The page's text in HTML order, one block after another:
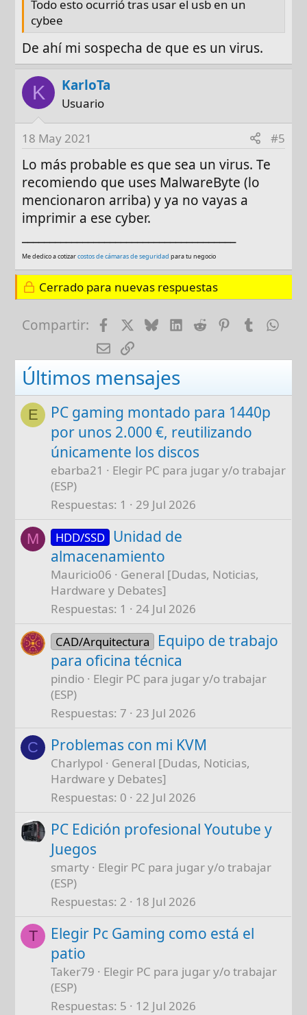
Todo esto ocurrió tras usar el usb en un
cybee
De ahí mi sospecha de que es un virus.
K KarloTa
Usuario
18 May 2021 #5
Lo más probable es que sea un virus. Te
recomiendo que uses MalwareByte (lo
mencionaron arriba) y ya no vayas a
imprimir a ese cyber.
Me dedico a cotizarcostos de cámaras de seguridad para tu negocio
Cerrado para nuevas respuestas
Compartir: FacebookBlueskyLinkedIn
RedditPinterest
Tumblr
E-mailEnlace
Últimos mensajes
E
PC gaming montado para 1440p
por unos 2.000 €, reutilizando
únicamente los discos
ebarba21
Elegir PC para jugar y/o trabajar
(ESP)
Respuestas 1 29 Jul 2026
M HDD/SSD Unidad de
almacenamiento
Mauricio06
General [Dudas, Noticias,
Hardware y Debates]
Respuestas 1 24 Jul 2026
CAD/Arquitectura
Equipo de trabajo
para oficina técnica
pindio
Elegir PC para jugar y/o trabajar
(ESP)
Respuestas 7 23 Jul 2026
C Problemas con mi KVM
Charlypol
General [Dudas, Noticias,
Hardware y Debates]
Respuestas 0 22 Jul 2026
PC Edición profesional Youtube y
Juegos
smarty
Elegir PC para jugar y/o trabajar
(ESP)
Respuestas 2 18 Jul 2026
T
Elegir Pc Gaming como está el
patio
Taker79
Elegir PC para jugar y/o trabajar
(ESP)
Respuestas 5 12 Jul 2026